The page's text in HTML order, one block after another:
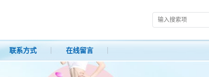
联系方式 在线留言